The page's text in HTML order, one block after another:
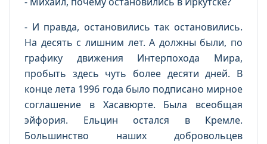
- И правда, остановились так остановились.
На десять с лишним лет. А должны были, по
графику движения Интерпохода Мира,
пробыть здесь чуть более десяти дней. В
конце лета 1996 года было подписано мирное
соглашение в Хасавюрте. Была всеобщая
эйфория. Ельцин остался в Кремле.
Большинство наших добровольцев